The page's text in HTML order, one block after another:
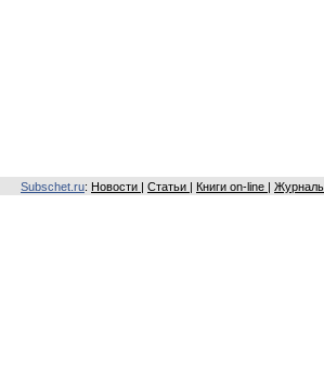
Subschet.ru: Новости Статьи Книги on-line